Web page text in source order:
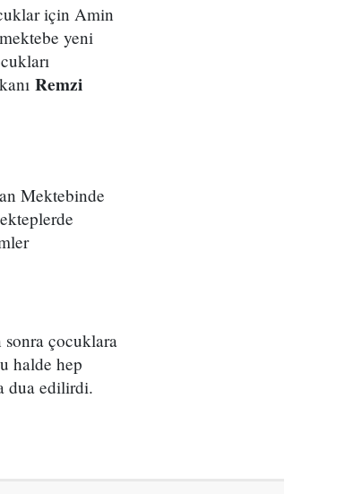
için Amin
yeni
Remzi
Mektebinde
sonra çocuklara
halde hep
dua edilirdi.